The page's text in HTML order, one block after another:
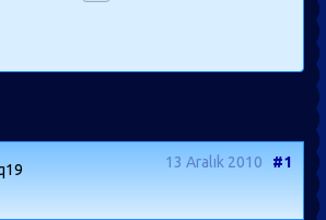
13 Aralık 2010 #1